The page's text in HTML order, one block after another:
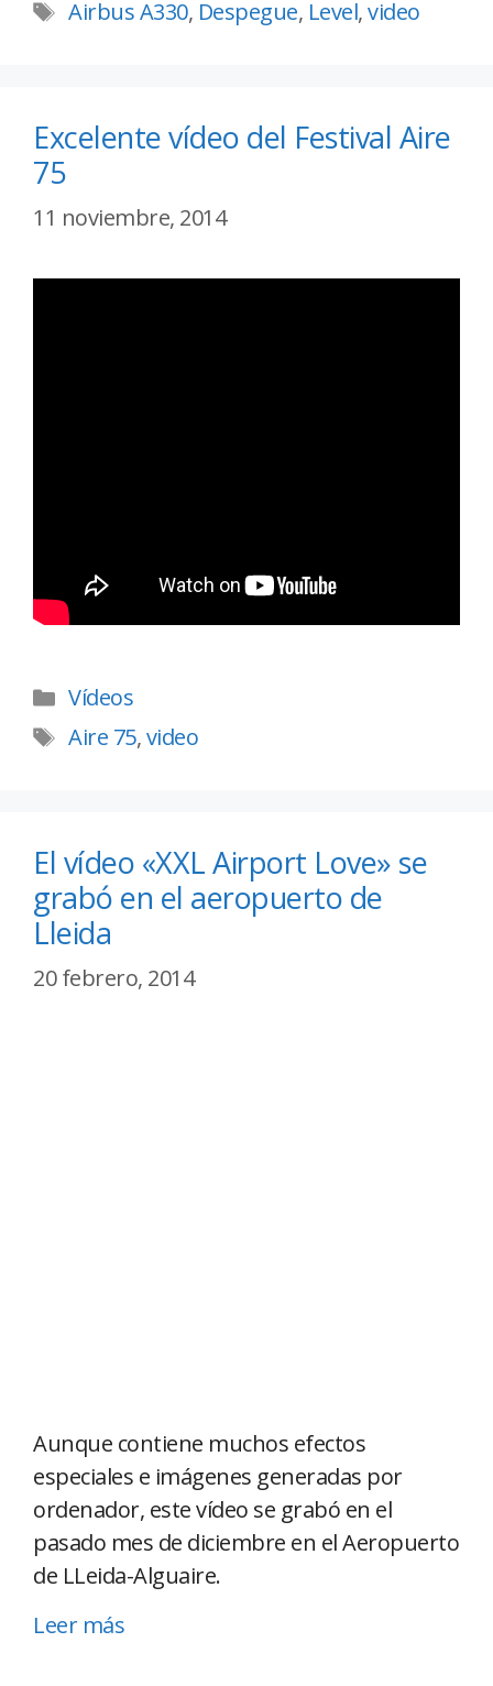
Airbus A330, Despegue, Level,video
Excelente vídeo del Festival Aire
75
11 noviembre, 2014
Vídeos
Aire 75,video
El vídeo «XXL Airport Love» se
grabó en el aeropuerto de
Lleida
20 febrero, 2014
Aunque contiene muchos efectos
especiales e imágenes generadas por
ordenador, este vídeo se grabó en el
pasado mes de diciembre en el Aeropuerto
de LLeida-Alguaire.
Leer más